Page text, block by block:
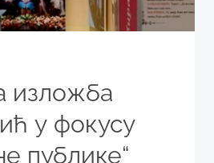
изложба
у фокусу
публике“